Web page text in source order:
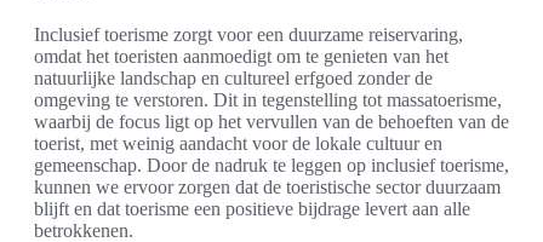
Inclusief toerisme zorgt voor een duurzame reiservaring,
omdat het toeristen aanmoedigt om te genieten van het
natuurlijke landschap en cultureel erfgoed zonder de
omgeving te verstoren. Dit in tegenstelling tot massatoerisme,
waarbij de focus ligt op het vervullen van de behoeften van de
toerist, met weinig aandacht voor de lokale cultuur en
gemeenschap. Door de nadruk te leggen op inclusief toerisme,
kunnen we ervoor zorgen dat de toeristische sector duurzaam
blijft en dat toerisme een positieve bijdrage levert aan alle
betrokkenen.